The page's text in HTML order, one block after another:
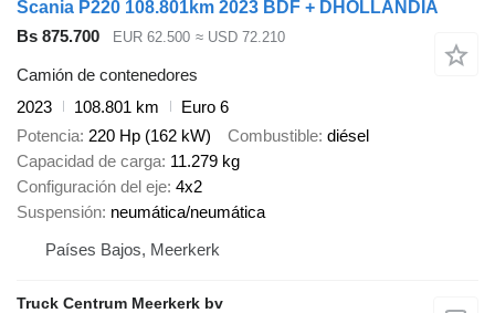
Scania P220 108.801km 2023 BDF + DHOLLANDIA
Bs 875.700
EUR 62.500 ≈ USD 72.210
Camión de contenedores
2023
108.801 km
Euro 6
Potencia 220 Hp (162 kW) Combustible diésel
Capacidad de carga 11.279 kg
Configuración del eje 4x2
Suspensión neumática/neumática
Países Bajos, Meerkerk
Truck Centrum Meerkerk bv